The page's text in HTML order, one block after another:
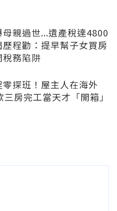
母親過世...遺產稅達4800
歷程勸：提早幫子女買房
務陷阱
探班！屋主人在海外
三房完工當天才「開箱」